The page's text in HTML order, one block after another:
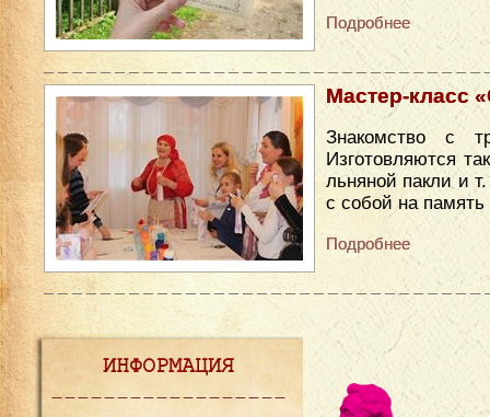
Подробнее
Мастер-класс
Знакомство с
Изготовляются
льняной пакли и
с собой на
Подробнее
ИНФОРМАЦИЯ